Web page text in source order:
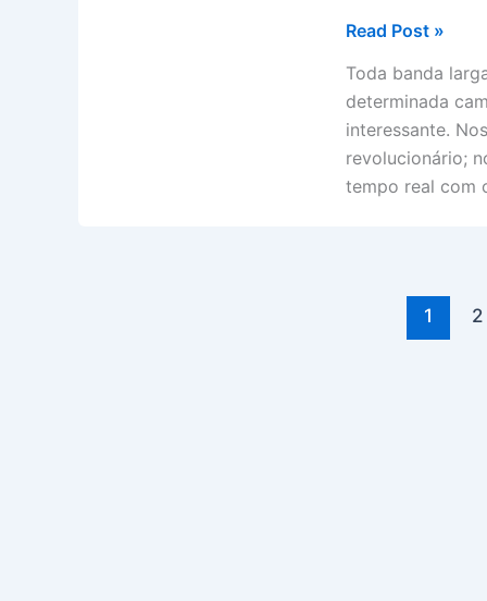
Banda
e
Mente
Estreita:
Reflexões
Sobre
Read Post »
Toda banda
determinada
interessante.
revolucionário;
tempo real com
1 2